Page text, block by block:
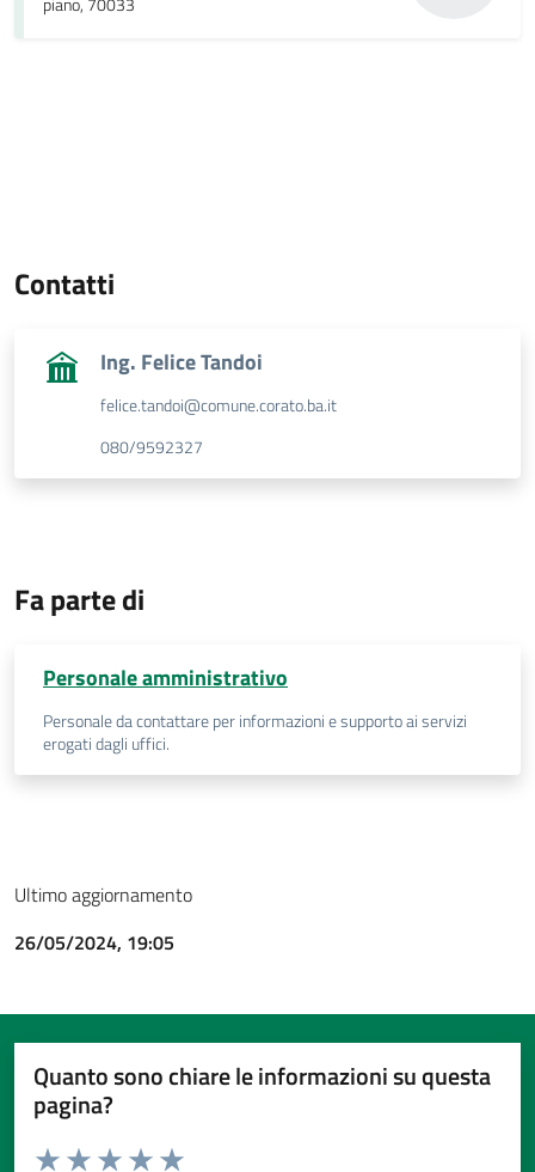
Contatti
Ing. Felice Tandoi
felice.tandoi@comune.corato.ba.it
080/9592327
Fa parte di
Personale amministrativo
Personale da contattare per informazioni e supporto ai servizi
erogati dagli uffici.
Ultimo aggiornamento
26/05/2024, 19:05
Quanto sono chiare le informazioni su questa
pagina?
Valuta da 1 a 5 stelle la pagina